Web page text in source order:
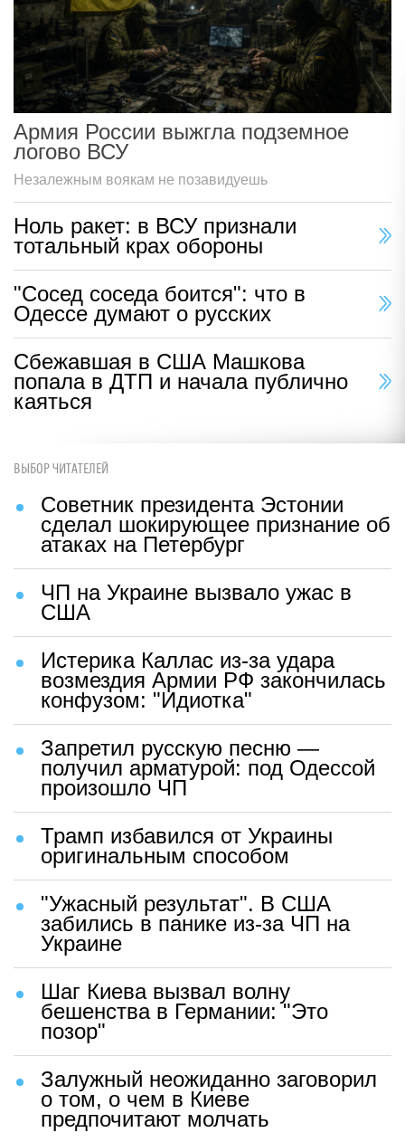
Армия России выжгла подземное
логово ВСУ
Незалежным воякам не позавидуешь
Ноль ракет: в ВСУ признали
тотальный крах обороны
"Сосед соседа боится": что в
Одессе думают о русских
Сбежавшая в США Машкова
попала в ДТП и начала публично
каяться
ВЫБОР ЧИТАТЕЛЕЙ
Советник президента Эстонии
сделал шокирующее признание об
атаках на Петербург
ЧП на Украине вызвало ужас в
США
Истерика Каллас из-за удара
возмездия Армии РФ закончилась
конфузом: "Идиотка"
Запретил русскую песню —
получил арматурой: под Одессой
произошло ЧП
Трамп избавился от Украины
оригинальным способом
"Ужасный результат". В США
забились в панике из-за ЧП на
Украине
Шаг Киева вызвал волну
бешенства в Германии: "Это
позор"
Залужный неожиданно заговорил
о том, о чем в Киеве
предпочитают молчать